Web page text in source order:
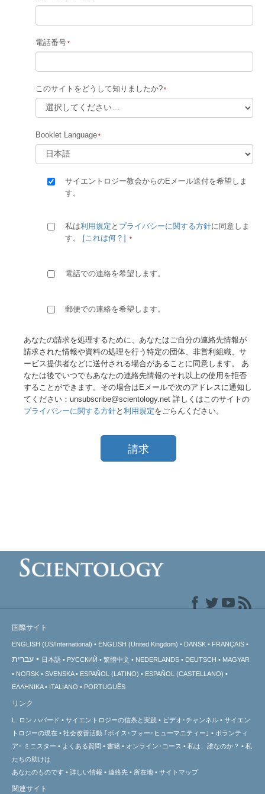
電話番号
このサイトをどうして知りましたか?
Booklet Language
サイエントロジー教会からのEメール送付を希望しま
す。
私は利用規定 と プライバシーに関する方針に同意しま
す。
[これは何？]
電話での連絡を希望します。
郵便での連絡を希望します。
あなたの請求を処理するために、あなたはご自分の連絡先情報が
請求された情報や資料の処理を行う特定の団体、非営利組織、サ
ービス提供者などに送付される場合があることに同意します。 あ
なたは後でいつでもあなたの連絡先情報のそれ以上の使用を拒否
することができます。その場合はEメールで次のアドレスに通知し
てください：unsubscribe@scientology.net 詳しくはこのサイトの
プライバシーに関する方針と 利用規定をごらんください。
請求
国際サイト
ENGLISH (US/International) ENGLISH (United Kingdom) DANSK FRANÇAIS
עברית 日本語 РУССКИЙ 繁體中文 NEDERLANDS DEUTSCH
MAGYAR
NORSK
SVENSKA ESPAÑOL (LATINO)
ESPAÑOL (CASTELLANO)
ΕΛΛΗΝΙΚA
ITALIANO PORTUGUÊS
リンク
L. ロン ハバード サイエントロジーの信条と実践 ビデオ･チャンネル
サイエン
トロジーの現在 社会改善活動 ｢ボイス･フォー･ヒューマニティー｣
ボランティ
ア･
ミニスター よくある質問 書籍 オンライン･コース 私は、誰なのか？
私
たちの助けは
あなたのものです
詳しい情報 連絡先 所在地 サイトマップ
関連サイト